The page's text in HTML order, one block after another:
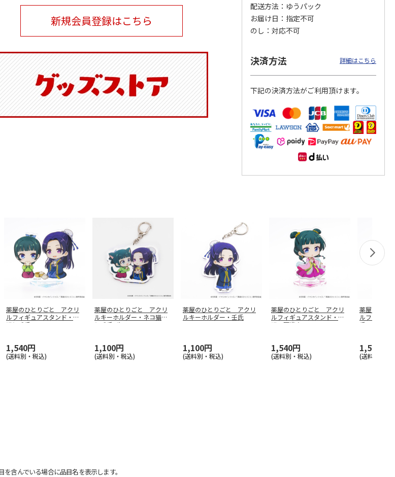
水森亜土／ステッカ
円
料別・税込)
リラックマ／マルチ
ケース
1,100円
(送料別・税込)
令和八年七月場所
優勝力士純金製小判
【安青錦】
605,000円
(送料・税込)
750円
(送料別・税込)
「犬夜叉」アクリル
ジオラマスタンド
（殺生丸）
3,300円
(送料別・税込)
2,750円
(送料別・税込)
新規会員登録はこちら
配送方法
ゆうパック
お届け日
指定不可
のし
対応不可
決済方法 詳細はこちら
下記の決済方法がご利用頂けます。
薬屋のひとりごと アクリ
ルフィギュアスタンド・猫
猫と壬氏
1,540円
(送料別・税込)
薬屋のひとりごと アクリ
ルキーホルダー・ネコ猫猫
と壬氏_牛
1,100円
(送料別・税込)
薬屋のひとりごと アクリ
ルキーホルダー・壬氏
1,100円
(送料別・税込)
薬屋のひとりごと アクリ
ルフィギュアスタンド・猫
猫 園遊会
1,540円
(送料別・税込)
薬屋のひと
ルフィギュ
氏
1,540円
(送料別・税
含んでいる場合に品目名を表示します。